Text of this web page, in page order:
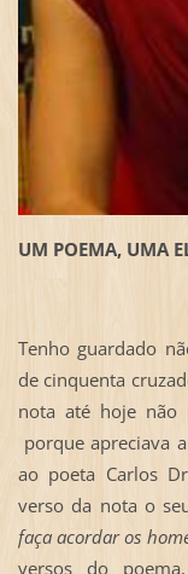
UM POEMA, UMA
Tenho guardado
de cinquenta
nota até hoje não
porque apreciava
ao poeta Carlos
verso da nota o
faça acordar os
versos do